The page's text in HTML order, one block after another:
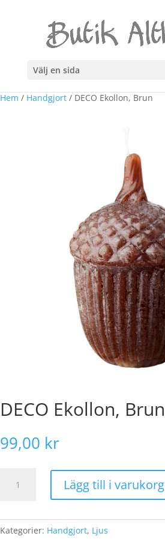
Välj en sida
Hem / Handgjort / DECO Ekollon, Brun
DECO Ekollon, Brun
99,00 kr
Ekollon,
Lägg till i varukorg
Kategorier: Handgjort, Ljus